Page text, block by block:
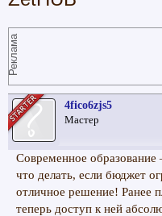
Реклама
4fico6zjs5
Мастер
Современное образование
что делать, если бюджет
отличное решение! Ранее
теперь доступ к ней